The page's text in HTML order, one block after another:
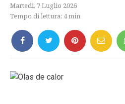
Martedì, 7 Luglio 2026
Tempo di lettura: 4min